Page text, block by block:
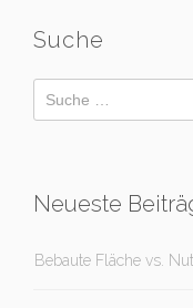
Suche
Neueste
Bebaute Fläche vs.